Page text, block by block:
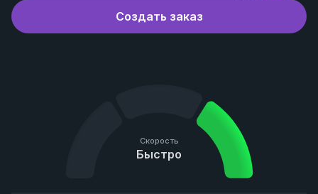
Создать заказ
Скорость
Быстро